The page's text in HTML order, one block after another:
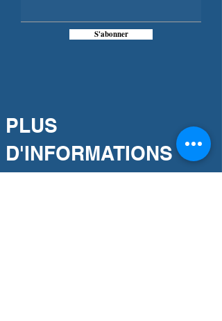
S'abonner
PLUS
D'INFORMATIONS